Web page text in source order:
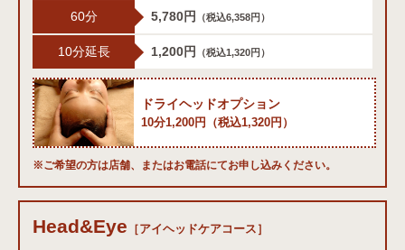
60分 5,780円 （税込6,358円）
10分延長 1,200円 （税込1,320円）
ドライヘッドオプション
10分1,200円（税込1,320円）
※ご希望の方は店舗、またはお電話にてお申し込みください。
アイヘッドケアコース
Head&Eye ［アイヘッドケアコース］